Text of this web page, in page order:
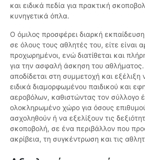
και ειδικά πεδία για πρακτική
κυνηγετικά όπλα.
Ο όμιλος προσφέρει διαρκή
σε όλους τους αθλητές του, είτε είναι
προχωρημένοι, ενώ διατίθεται και
για την ασφαλή άσκηση του
αποδίδεται στη συμμετοχή και
ειδικά διαμορφωμένου παιδικού και
αεροβόλων, καθιστώντας τον σύλλογο
ολοκληρωμένο χώρο για όσους
ασχοληθούν ή να εξελίξουν τις
σκοποβολή, σε ένα περιβάλλον που
ακρίβεια, τη συγκέντρωση και τις